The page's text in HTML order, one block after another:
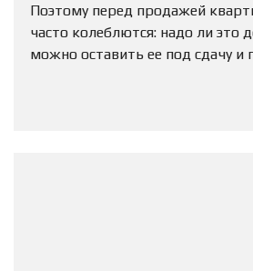
Поэтому перед продажей
часто колеблются: надо ли это
можно оставить ее под сдачу и